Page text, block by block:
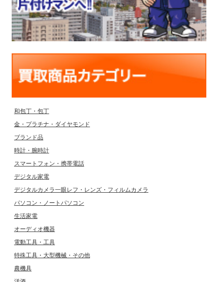
和包丁・包丁
金・プラチナ・ダイヤモンド
ブランド品
時計・腕時計
スマートフォン・携帯電話
デジタル家電
デジタルカメラ一眼レフ・レンズ・フィルムカメラ
パソコン・ノートパソコン
生活家電
オーディオ機器
電動工具・工具
特殊工具・大型機械・その他
農機具